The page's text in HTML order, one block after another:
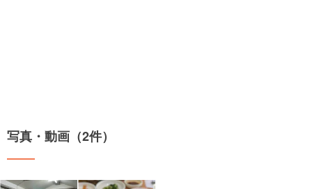
写真・動画（2件）